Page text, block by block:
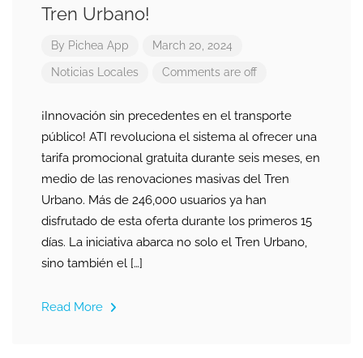
Tren Urbano!
By Pichea App March 20, 2024
Noticias Locales Comments are off
¡Innovación sin precedentes en el transporte
público! ATI revoluciona el sistema al ofrecer una
tarifa promocional gratuita durante seis meses, en
medio de las renovaciones masivas del Tren
Urbano. Más de 246,000 usuarios ya han
disfrutado de esta oferta durante los primeros 15
días. La iniciativa abarca no solo el Tren Urbano,
sino también el […]
Read More